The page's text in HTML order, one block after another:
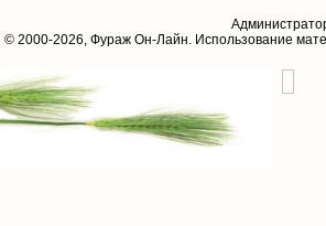
© 2000-2026, Фураж Он-Лайн. Использование